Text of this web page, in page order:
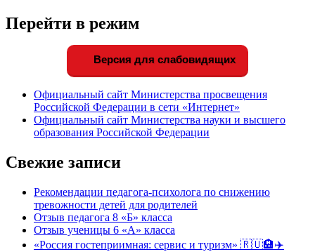
Перейти в режим
Версия для слабовидящих
Официальный сайт Министерства просвещения
Российской Федерации в сети «Интернет»
Официальный сайт Министерства науки и высшего
образования Российской Федерации
Свежие записи
Рекомендации педагога-психолога по снижению
тревожности детей для родителей
Отзыв педагога 8 «Б» класса
Отзыв ученицы 6 «А» класса
«Россия гостеприимная: сервис и туризм» 🇷🇺🏨✈️